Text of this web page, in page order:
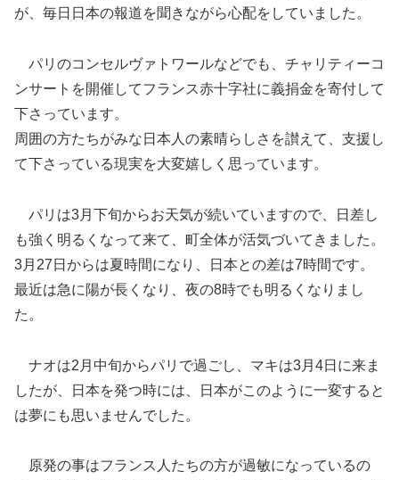
が、毎日日本の報道を聞きながら心配をしていました。
パリのコンセルヴァトワールなどでも、チャリティーコ
ンサートを開催してフランス赤十字社に義捐金を寄付して
下さっています。
周囲の方たちがみな日本人の素晴らしさを讃えて、支援し
て下さっている現実を大変嬉しく思っています。
パリは3月下旬からお天気が続いていますので、日差し
も強く明るくなって来て、町全体が活気づいてきました。
3月27日からは夏時間になり、日本との差は7時間です。
最近は急に陽が長くなり、夜の8時でも明るくなりまし
た。
ナオは2月中旬からパリで過ごし、マキは3月4日に来ま
したが、日本を発つ時には、日本がこのように一変すると
は夢にも思いませんでした。
原発の事はフランス人たちの方が過敏になっているの